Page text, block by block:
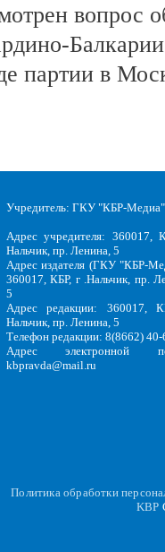
вопрос
партии в
Учредитель: ГКУ "КБР-Медиа"
Адрес учредителя: 360017,
Нальчик, пр. Ленина, 5
Адрес издателя (ГКУ "КБР-
360017, КБР, г .Нальчик, пр.
5
Адрес редакции: 360017,
Нальчик, пр. Ленина, 5
Телефон редакции: 8(8662)
Адрес электронной
kbpravda@mail.ru
Политика обработки
KBP